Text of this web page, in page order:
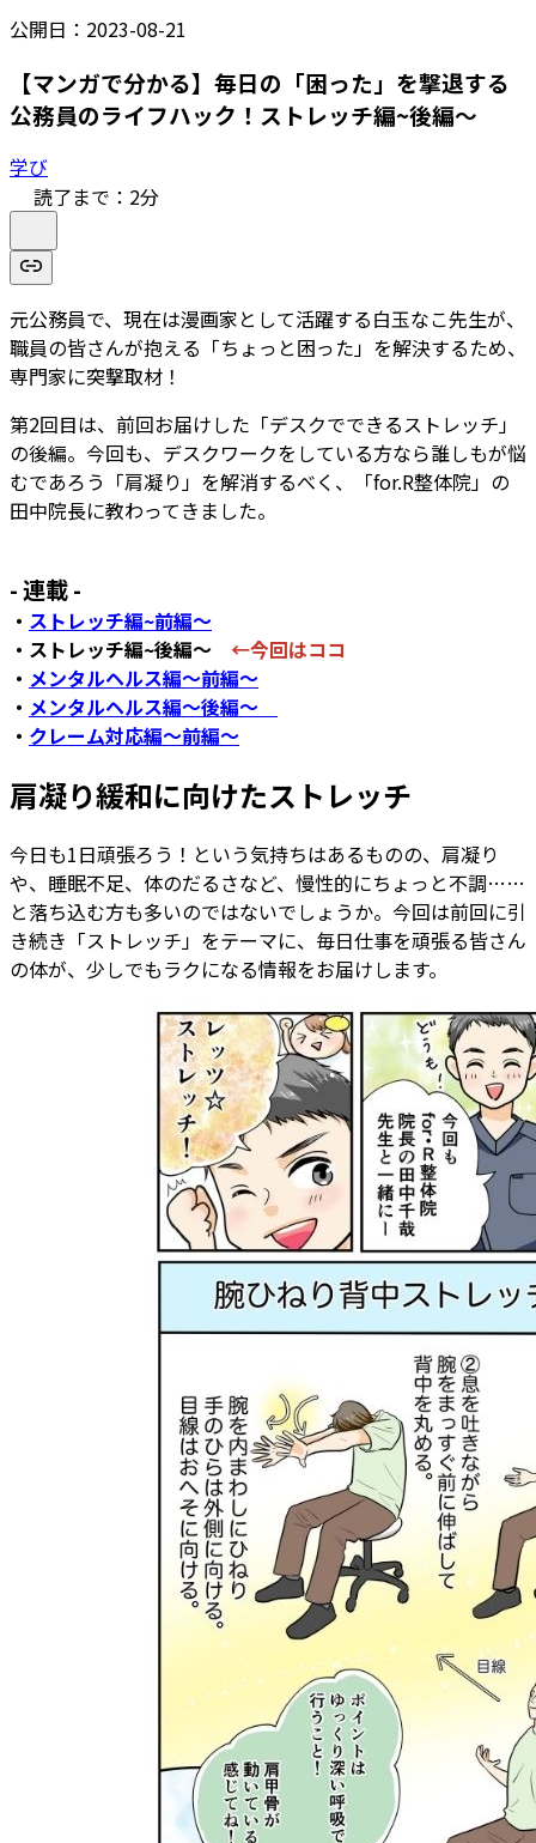
公開日： 2023-08-21
【マンガで分かる】毎日の「困った」を撃退する
公務員のライフハック！ストレッチ編~後編～
学び
読了まで： 2分
元公務員で、現在は漫画家として活躍する白玉なこ先生が、
職員の皆さんが抱える「ちょっと困った」を解決するため、
専門家に突撃取材！
第2回目は、前回お届けした「デスクでできるストレッチ」
の後編。今回も、デスクワークをしている方なら誰しもが悩
むであろう「肩凝り」を解消するべく、「for.R整体院」の
田中院長に教わってきました。
- 連載 -
・ ストレッチ編~前編～
・ストレッチ編~後編～ ←今回はココ
・ メンタルヘルス編～前編～
・ メンタルヘルス編～後編～
・ クレーム対応編～前編～
肩凝り緩和に向けたストレッチ
今日も1日頑張ろう！という気持ちはあるものの、肩凝り
や、睡眠不足、体のだるさなど、慢性的にちょっと不調……
と落ち込む方も多いのではないでしょうか。今回は前回に引
き続き「ストレッチ」をテーマに、毎日仕事を頑張る皆さん
の体が、少しでもラクになる情報をお届けします。